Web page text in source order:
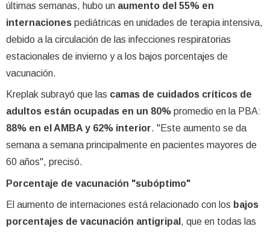
últimas semanas, hubo un aumento del 55% en
internaciones pediátricas en unidades de terapia intensiva,
debido a la circulación de las infecciones respiratorias
estacionales de invierno y a los bajos porcentajes de
vacunación.
Kreplak subrayó que las camas de cuidados críticos de
adultos están ocupadas en un 80% promedio en la PBA:
88% en el AMBA y 62% interior. "Este aumento se da
semana a semana principalmente en pacientes mayores de
60 años", precisó.
Porcentaje de vacunación "subóptimo"
El aumento de internaciones está relacionado con los bajos
porcentajes de vacunación antigripal , que en todas las